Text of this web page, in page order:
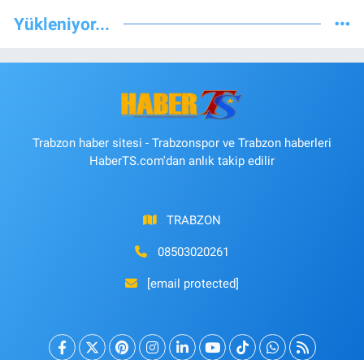
Yükleniyor...
Trabzon haber sitesi - Trabzonspor ve Trabzon haberleri
HaberTS.com'dan anlık takip edilir
TRABZON
08503020261
[email protected]